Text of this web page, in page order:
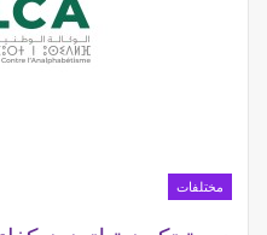
مختلفات